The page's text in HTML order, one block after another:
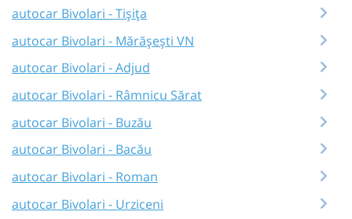
autocar Bivolari - Tișița
autocar Bivolari - Mărășești VN
autocar Bivolari - Adjud
autocar Bivolari - Râmnicu Sărat
autocar Bivolari - Buzău
autocar Bivolari - Bacău
autocar Bivolari - Roman
autocar Bivolari - Urziceni